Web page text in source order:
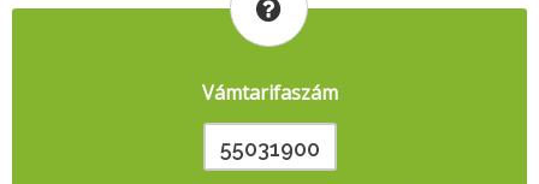
Vámtarifaszám
55031900